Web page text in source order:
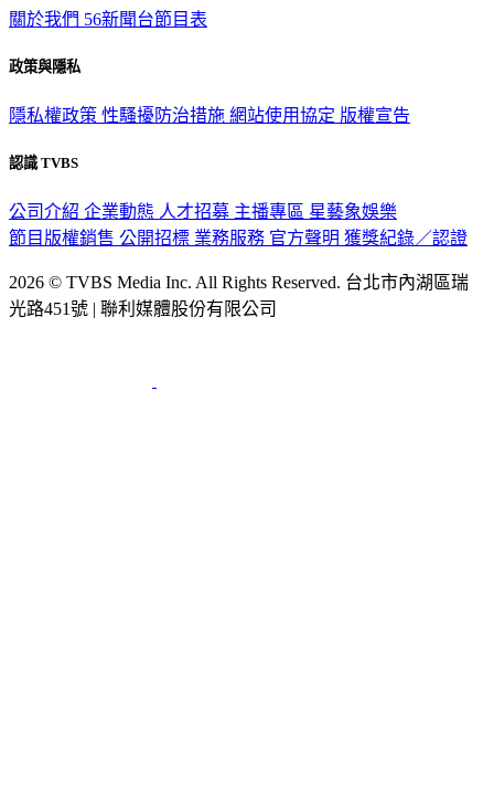
關於我們 56新聞台節目表
政策與隱私
隱私權政策 性騷擾防治措施 網站使用協定 版權宣告
認識 TVBS
公司介紹 企業動態 人才招募 主播專區 星藝象娛樂
節目版權銷售 公開招標 業務服務 官方聲明 獲獎紀錄／認證
2026 © TVBS Media Inc. All Rights Reserved. 台北市內湖區瑞
光路451號 | 聯利媒體股份有限公司